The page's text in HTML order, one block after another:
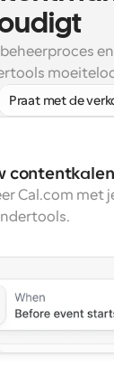
planning en
van het
binnen
Groep Links
melding
en
Praat met de
Cal.com met